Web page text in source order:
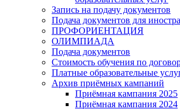
Запись на подачу документов
Подача документов для
ПРОФОРИЕНТАЦИЯ
ОЛИМПИАДА
Подача документов
Стоимость обучения по
Платные образовательные
Архив приёмных кампаний
Приёмная кампания 2025
Приёмная кампания 2024